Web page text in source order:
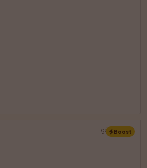
Boost
I går 22:50